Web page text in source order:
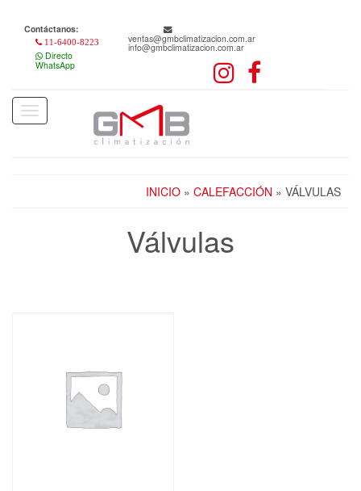
content
Contáctanos:
11-6400-8223
Directo
WhatsApp
ventas@gmbclimatizacion.com.ar
info@gmbclimatizacion.com.ar
Toggle
navigation
INICIO » CALEFACCIÓN » VÁLVULAS
Válvulas